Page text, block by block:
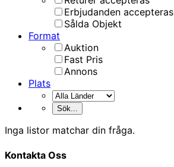
Erbjudanden accepteras
Sålda Objekt
Format
Auktion
Fast Pris
Annons
Plats
Inga listor matchar din fråga.
Kontakta Oss